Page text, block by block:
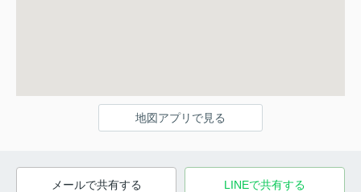
地図アプリで見る
メールで共有する LINEで共有する